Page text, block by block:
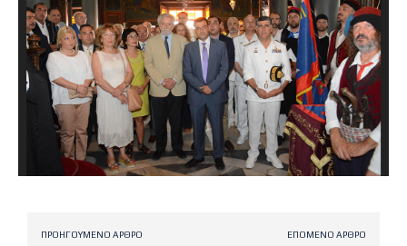
ΠΡΟΗΓΟΎΜΕΝΟ ΆΡΘΡΟ ΕΠΌΜΕΝΟ ΆΡΘΡΟ